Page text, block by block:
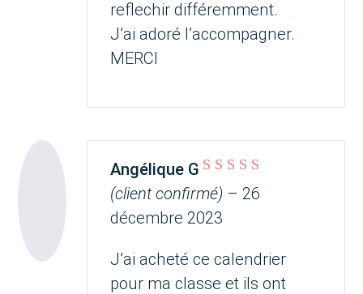
reflechir différemment.
J’ai adoré l’accompagner.
MERCI
Note sur 5
Angélique G
(client confirmé) – 26
décembre 2023
J’ai acheté ce calendrier
pour ma classe et ils ont